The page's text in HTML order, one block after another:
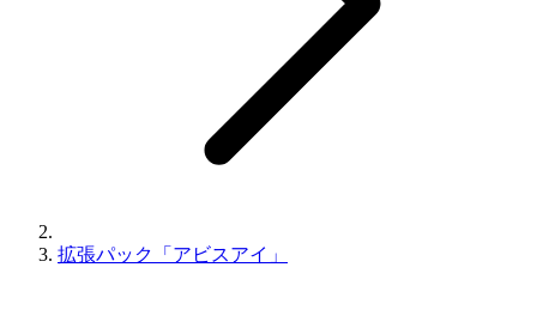
拡張パック「アビスアイ」